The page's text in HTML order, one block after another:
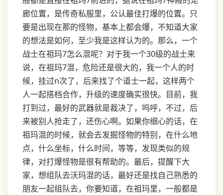
廊位置，是传奇私服里，公认最佳打爆的位置。只
要是出现在那的怪物，基本上都会爆，不知道大家
的想法是如何，至少我是这样认为的。那么，一个
战士在祖玛7怎么混呢？对于我一个30级的战士来
说，在祖玛7混，危险还是很大的，我一个人的时
候，挂过n次了，后来找了个道士一起，这样两个
人一起搭档合作，升级的速度确实很快。目前，我
打到过，最好的武器就是裁决了，呜呼，不过，后
来被别人抢走了，还伤心啊。如果你细心的话，在
祖玛混的时候，就会去发掘怪物的特别，在什么地
点，什么坐标，什么时间，等等，发现类似的规
律，对打爆怪物是很有帮助的。最后，提醒下大
家，想组队去沃玛混的话，最好还是找自己熟悉的
朋友一起组队去，你要知道，在祖玛里，一般都是